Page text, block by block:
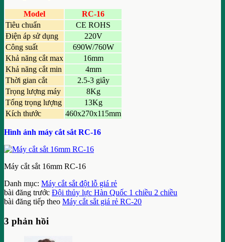
Model
RC-16
Tiêu chuẩn
CE ROHS
Điện áp sử dụng
220V
Công suất
690W/760W
Khả năng cắt max
16mm
Khả năng cắt min
4mm
Thời gian cắt
2.5-3 giây
Trọng lượng máy
8Kg
Tổng trọng lượng
13Kg
Kích thước
460x270x115mm
Hình ảnh máy cắt sắt RC-16
Máy cắt sắt 16mm RC-16
Danh mục: Máy cắt sắt đột lỗ giá rẻ
bài đăng trước Đội thủy lực Hàn Quốc 1 chiều 2 chiều
bài đăng tiếp theo Máy cắt sắt giá rẻ RC-20
3 phản hồi